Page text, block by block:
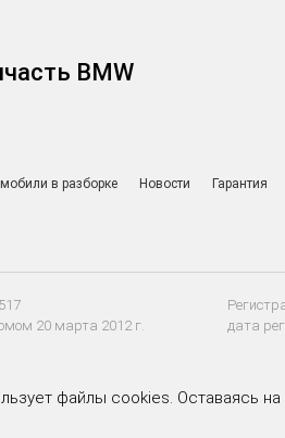
BMW
в разборке Новости Гарантия
20 марта 2012 г.
дата
файлы cookies. Оставаясь